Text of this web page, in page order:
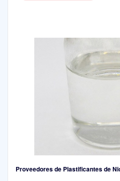
Proveedores de Plastificantes de